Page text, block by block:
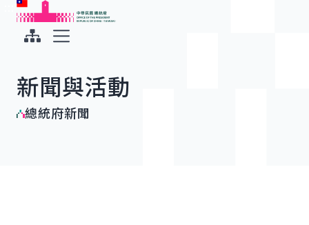
跳到主要內容
中華民國總統府
新聞與活動
總統府新聞